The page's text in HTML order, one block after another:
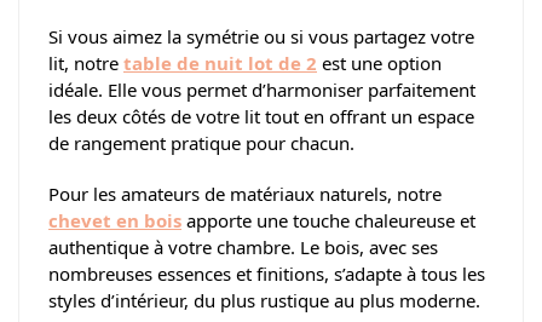
Si vous aimez la symétrie ou si vous partagez votre
lit, notre table de nuit lot de 2 est une option
idéale. Elle vous permet d’harmoniser parfaitement
les deux côtés de votre lit tout en offrant un espace
de rangement pratique pour chacun.
Pour les amateurs de matériaux naturels, notre
chevet en bois apporte une touche chaleureuse et
authentique à votre chambre. Le bois, avec ses
nombreuses essences et finitions, s’adapte à tous les
styles d’intérieur, du plus rustique au plus moderne.